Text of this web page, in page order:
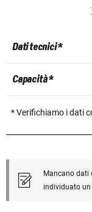
Dati tecnici *
Capacità *
* Verifichiamo i dati
Mancano dati
individuato